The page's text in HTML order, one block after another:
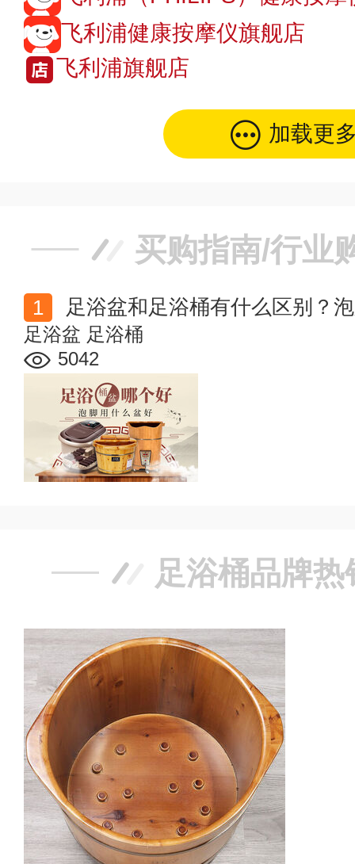
飞利浦健康按摩仪旗舰店
飞利浦旗舰店
加载更
买购指南/行业
足浴盆和足浴桶有什么区别？
足浴盆 足浴桶
5042
足浴桶品牌热